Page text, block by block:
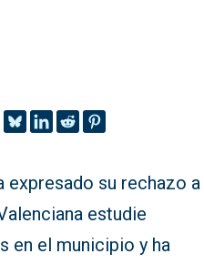
expresado su rechazo a
estudie
en el municipio y ha